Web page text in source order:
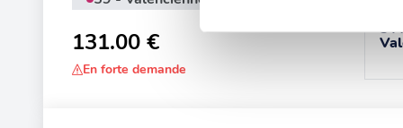
Les cookies nous
sociaux et d'analyser notre
131.00 €
En forte demande
5